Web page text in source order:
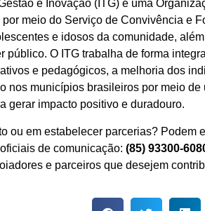
e Inovação (ITG) é uma
meio do Serviço de Convivência e
e idosos da comunidade,
público. O ITG trabalha de forma
e pedagógicos, a melhoria dos
nos municípios brasileiros por meio
gerar impacto positivo e duradouro.
ou em estabelecer parcerias?
de comunicação: (85) 93300-
e parceiros que desejem